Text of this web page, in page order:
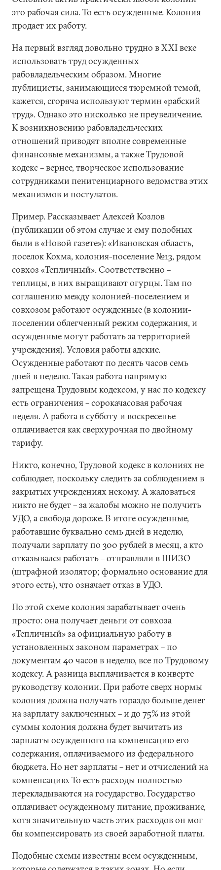
это рабочая сила. То есть осужденные. Колония
продает их работу.
На первый взгляд довольно трудно в XXI веке
использовать труд осужденных
рабовладельческим образом. Многие
публицисты, занимающиеся тюремной темой,
кажется, сгоряча используют термин «рабский
труд». Однако это нисколько не преувеличение.
К возникновению рабовладельческих
отношений приводят вполне современные
финансовые механизмы, а также Трудовой
кодекс – вернее, творческое использование
сотрудниками пенитенциарного ведомства этих
механизмов и постулатов.
Пример. Рассказывает Алексей Козлов
(публикации об этом случае и ему подобных
были в «Новой газете»): «Ивановская область,
поселок Кохма, колония-поселение №13, рядом
совхоз «Тепличный». Соответственно –
теплицы, в них выращивают огурцы. Там по
соглашению между колонией-поселением и
совхозом работают осужденные (в колонии-
поселении облегченный режим содержания, и
осужденные могут работать за территорией
учреждения). Условия работы адские.
Осужденные работают по десять часов семь
дней в неделю. Такая работа напрямую
запрещена Трудовым кодексом, у нас по кодексу
есть ограничения – сорокачасовая рабочая
неделя. А работа в субботу и воскресенье
оплачивается как сверхурочная по двойному
тарифу.
Никто, конечно, Трудовой кодекс в колониях не
соблюдает, поскольку следить за соблюдением в
закрытых учреждениях некому. А жаловаться
никто не будет – за жалобы можно не получить
УДО, а свобода дороже. В итоге осужденные,
работавшие буквально семь дней в неделю,
получали зарплату по 300 рублей в месяц, а кто
отказывался работать – отправляли в ШИЗО
(штрафной изолятор; формально основание для
этого есть), что означает отказ в УДО.
По этой схеме колония зарабатывает очень
просто: она получает деньги от совхоза
«Тепличный» за официальную работу в
установленных законом параметрах – по
документам 40 часов в неделю, все по Трудовому
кодексу. А разница выплачивается в конверте
руководству колонии. При работе сверх нормы
колония должна получать гораздо больше денег
на зарплату заключенных – и до 75% из этой
суммы колония должна будет вычитать из
зарплаты осужденного на компенсацию его
содержания, оплачиваемого из федерального
бюджета. Но нет зарплаты – нет и отчислений на
компенсацию. То есть расходы полностью
перекладываются на государство. Государство
оплачивает осужденному питание, проживание,
хотя значительную часть этих расходов он мог
бы компенсировать из своей заработной платы.
Подобные схемы известны всем осужденным,